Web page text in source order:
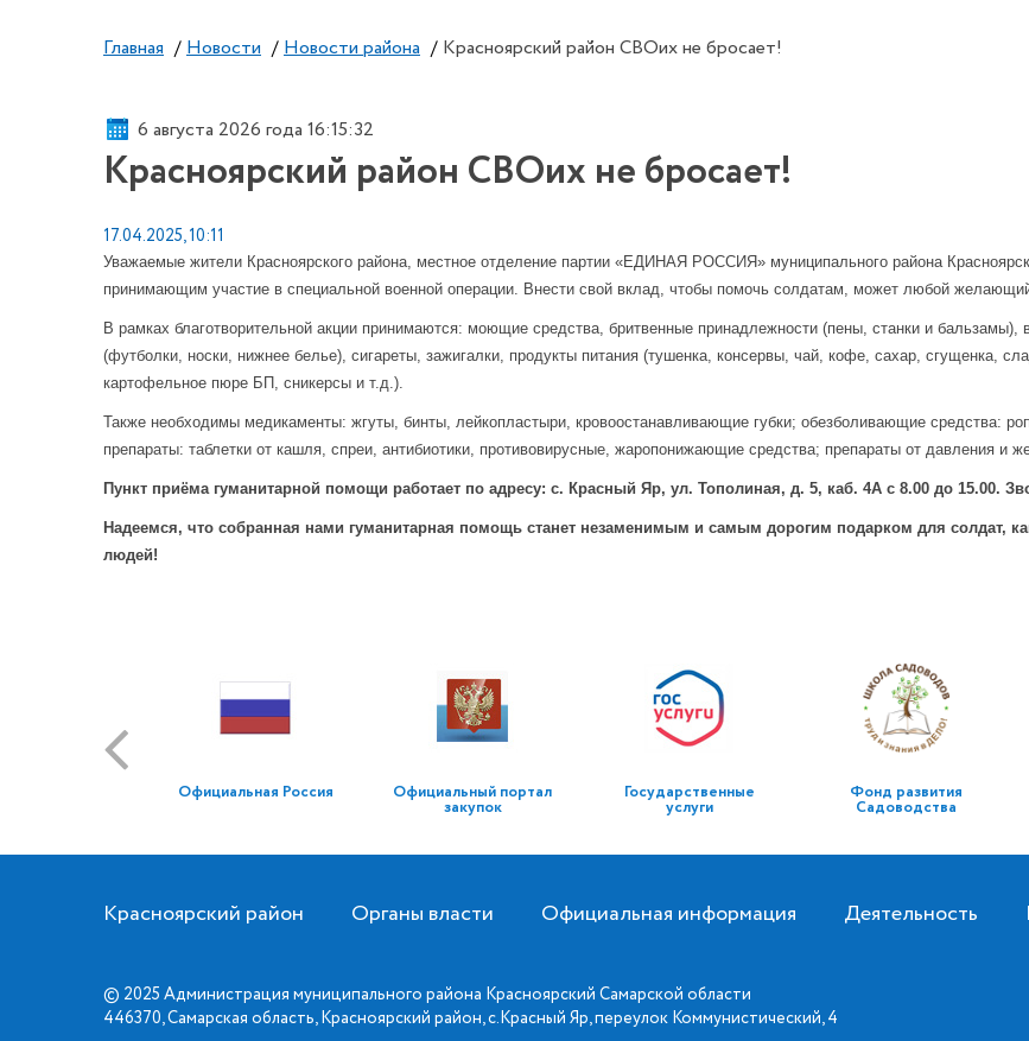
Главная / Новости / Новости района / Красноярский район СВОих не бросает!
6 августа 2026 года 16:15:32
Красноярский район СВОих не бросает!
17.04.2025, 10:11
Уважаемые жители Красноярского района, местное отделение партии «ЕДИНАЯ РОССИЯ» муниципального района
принимающим участие в специальной военной операции. Внести свой вклад, чтобы помочь солдатам, может любой
В рамках благотворительной акции принимаются: моющие средства, бритвенные принадлежности (пены, станки и
(футболки, носки, нижнее белье), сигареты, зажигалки, продукты питания (тушенка, консервы, чай, кофе, сахар, сгущенка,
картофельное пюре БП, сникерсы и т.д.).
Также необходимы медикаменты: жгуты, бинты, лейкопластыри, кровоостанавливающие губки; обезболивающие средства:
препараты: таблетки от кашля, спреи, антибиотики, противовирусные, жаропонижающие средства; препараты от давления и
Пункт приёма гуманитарной помощи работает по адресу: с. Красный Яр, ул. Тополиная, д. 5, каб. 4А с 8.00 до 15.00.
Надеемся, что собранная нами гуманитарная помощь станет незаменимым и самым дорогим подарком для солдат,
людей!
Официальная Россия Официальный портал
закупок
Государственные
услуги
Фонд развития
Садоводства
Красноярский район Органы власти Официальная информация Деятельность
© 2025 Администрация муниципального района Красноярский Самарской области
446370, Самарская область, Красноярский район, с.Красный Яр, переулок Коммунистический, 4